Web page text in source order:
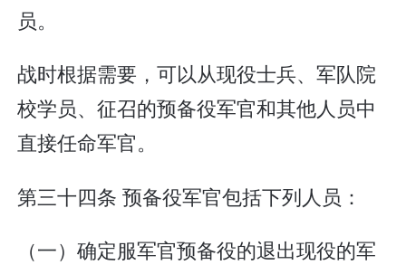
员。
战时根据需要，可以从现役士兵、军队院
校学员、征召的预备役军官和其他人员中
直接任命军官。
第三十四条 预备役军官包括下列人员：
（一）确定服军官预备役的退出现役的军